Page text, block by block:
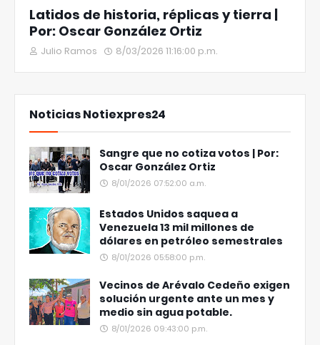
Latidos de historia, réplicas y tierra |
Por: Oscar González Ortiz
Julio Ramos 8/03/2026 11:16:00 p.m.
Noticias Notiexpres24
Sangre que no cotiza votos | Por:
Oscar González Ortiz
8/01/2026 07:52:00 a.m.
Estados Unidos saquea a
Venezuela 13 mil millones de
dólares en petróleo semestrales
8/01/2026 05:58:00 p.m.
Vecinos de Arévalo Cedeño exigen
solución urgente ante un mes y
medio sin agua potable.
8/01/2026 09:43:00 p.m.